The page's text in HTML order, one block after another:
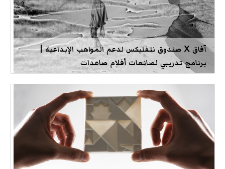
آفاق X صندوق نتفليكس لدعم المواهب الإبداعية |
برنامج تدريبي لصانعات أفلام صاعدات